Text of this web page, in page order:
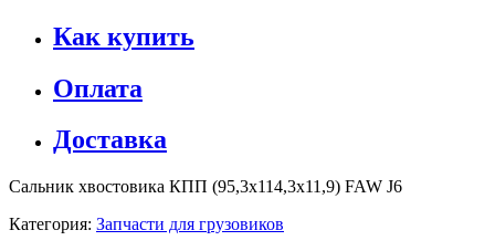
Как купить
Оплата
Доставка
Сальник хвостовика КПП (95,3х114,3х11,9) FAW J6
Категория: Запчасти для грузовиков